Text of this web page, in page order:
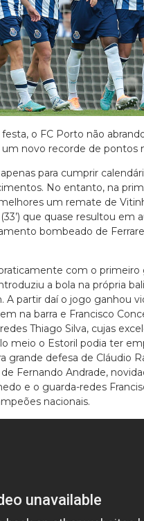
o FC Porto não
novo recorde de pontos
para cumprir
No entanto, na
um remate de
que quase resultou em
bombeado de
com o
a bola na própria
A partir daí o jogo ganhou
na barra e Francisco
Thiago Silva, cujas
meio o Estoril podia ter
grande defesa de Cláudio
Fernando Andrade,
e o guarda-redes
nacionais.